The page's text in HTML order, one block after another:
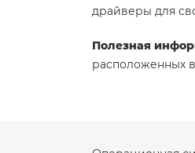
драйверы для
Полезная
расположенных